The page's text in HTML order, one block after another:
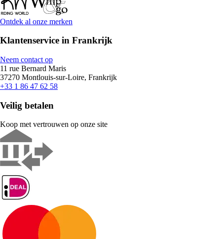
Ontdek al onze merken
Klantenservice in Frankrijk
Neem contact op
11 rue Bernard Maris
37270 Montlouis-sur-Loire, Frankrijk
+33 1 86 47 62 58
Veilig betalen
Koop met vertrouwen op onze site